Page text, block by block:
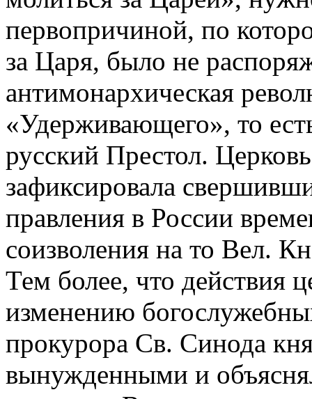
первопричиной, по
за Царя, было не
антимонархическая
«Удерживающего», то
русский Престол.
зафиксировала
правления в России
соизволения на то Вел.
Тем более, что действия
изменению
прокурора Св. Синода
вынужденными и